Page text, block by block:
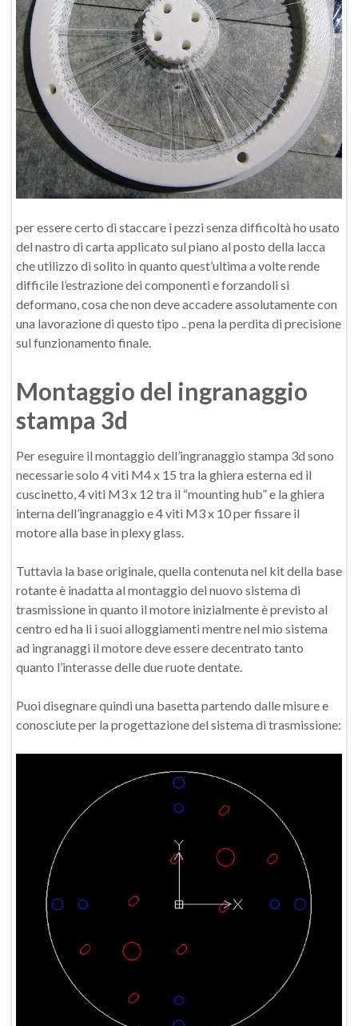
per essere certo di staccare i pezzi senza difficoltà ho usato
del nastro di carta applicato sul piano al posto della lacca
che utilizzo di solito in quanto quest’ultima a volte rende
difficile l’estrazione dei componenti e forzandoli si
deformano, cosa che non deve accadere assolutamente con
una lavorazione di questo tipo .. pena la perdita di precisione
sul funzionamento finale.
Montaggio del ingranaggio
stampa 3d
Per eseguire il montaggio dell’ingranaggio stampa 3d sono
necessarie solo 4 viti M4 x 15 tra la ghiera esterna ed il
cuscinetto, 4 viti M3 x 12 tra il “mounting hub” e la ghiera
interna dell’ingranaggio e 4 viti M3 x 10 per fissare il
motore alla base in plexy glass.
Tuttavia la base originale, quella contenuta nel kit della base
rotante è inadatta al montaggio del nuovo sistema di
trasmissione in quanto il motore inizialmente è previsto al
centro ed ha li i suoi alloggiamenti mentre nel mio sistema
ad ingranaggi il motore deve essere decentrato tanto
quanto l’interasse delle due ruote dentate.
Puoi disegnare quindi una basetta partendo dalle misure e
conosciute per la progettazione del sistema di trasmissione: